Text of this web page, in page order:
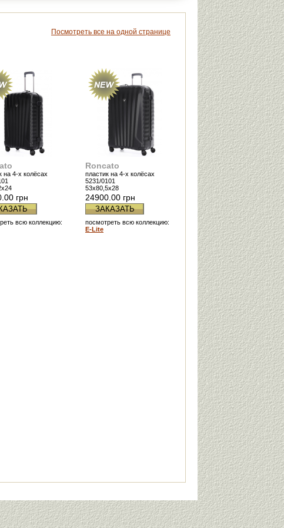
Посмотреть все на одной странице
на 4-х колёсах
грн
всю коллекцию:
Roncato
пластик на 4-х колёсах
5231/0101
53x80,5x28
24900.00 грн
ЗАКАЗАТЬ
посмотреть всю коллекцию:
E-Lite